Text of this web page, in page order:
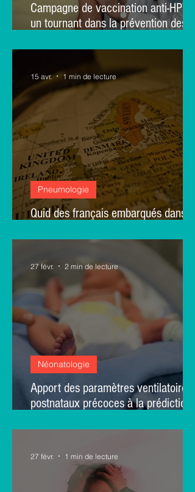
Campagne de vaccination anti-HPV :
un tournant dans la prévention des
Quid des français embarqués dans
Pneumologie
15 avr. 1 min de lecture
Apport des paramètres ventilatoires
postnataux précoces à la prédiction
grands prématurés : une étude
prématurés
Néonatologie
27 févr. 2 min de lecture
27 févr. 1 min de lecture